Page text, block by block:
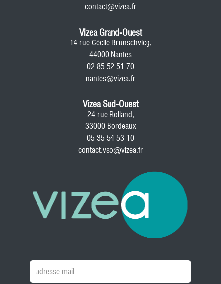
contact@vizea.fr
Vizea Grand-Ouest
14 rue Cécile Brunschvicg,
44000 Nantes
02 85 52 51 70
nantes@vizea.fr
Vizea Sud-Ouest
24 rue Rolland,
33000 Bordeaux
05 35 54 53 10
contact.vso@vizea.fr